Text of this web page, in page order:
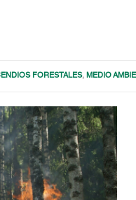
FORESTALES, MEDIO